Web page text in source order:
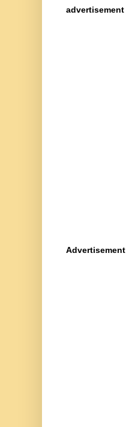
advertisement
Advertisement